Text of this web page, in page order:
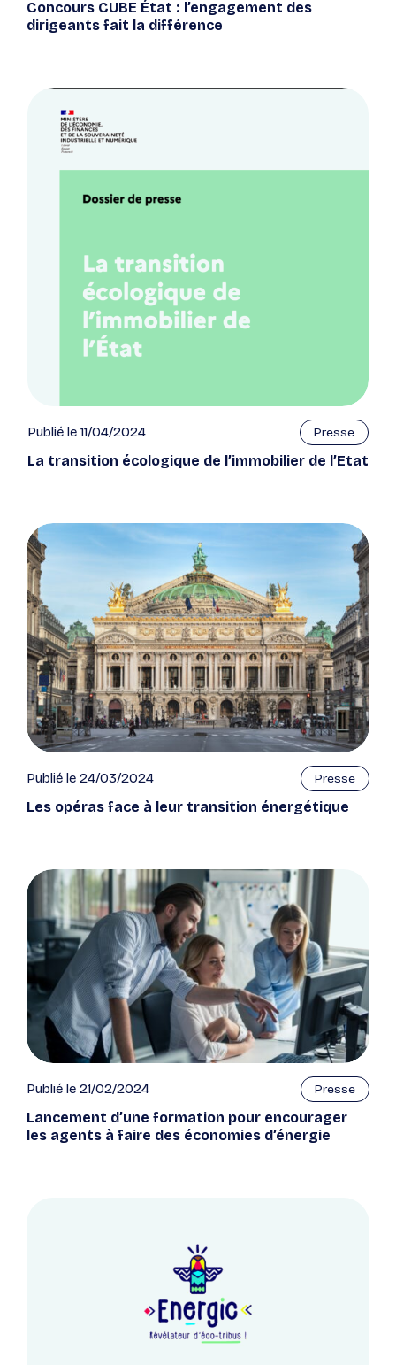
Concours CUBE État : l’engagement des
dirigeants fait la différence
Publié le 11/04/2024 Presse
La transition écologique de l’immobilier de l’Etat
Publié le 24/03/2024 Presse
Les opéras face à leur transition énergétique
Publié le 21/02/2024 Presse
Lancement d’une formation pour encourager
les agents à faire des économies d’énergie